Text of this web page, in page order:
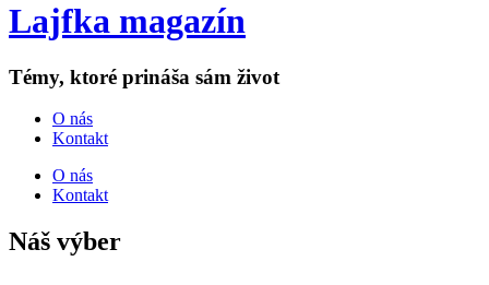
Lajfka magazín
Témy, ktoré prináša sám život
O nás
Kontakt
O nás
Kontakt
Náš výber